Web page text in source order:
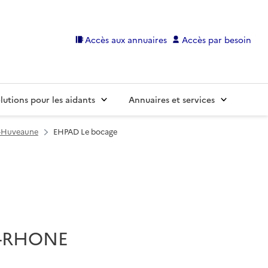
Accès aux annuaires Accès par besoin
pour les aidants Annuaires et services
EHPAD Le bocage